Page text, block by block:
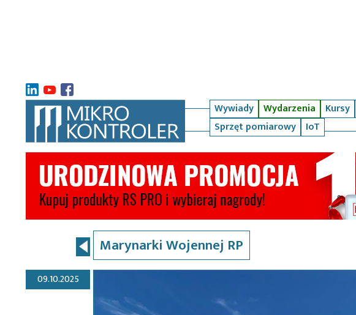
Wywiady Wydarzenia Kursy
Sprzęt pomiarowy
IoT
Marynarki Wojennej RP
09.10.2025